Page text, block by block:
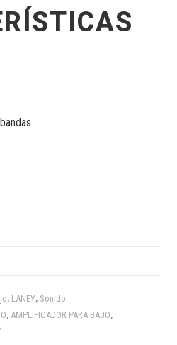
, LANEY, Sonido
, AMPLIFICADOR PARA BAJO,